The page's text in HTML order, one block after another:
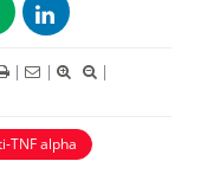
| |
|
TNF alpha